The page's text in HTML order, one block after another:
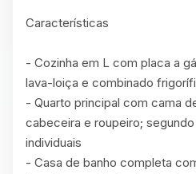
Características
- Cozinha em L com placa a
lava-loiça e combinado
- Quarto principal com cama
cabeceira e roupeiro;
individuais
- Casa de banho completa